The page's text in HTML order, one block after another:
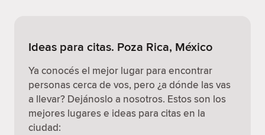
Ideas para citas. Poza Rica, México
Ya conocés el mejor lugar para encontrar
personas cerca de vos, pero ¿a dónde las vas
a llevar? Dejánoslo a nosotros. Estos son los
mejores lugares e ideas para citas en la
ciudad: